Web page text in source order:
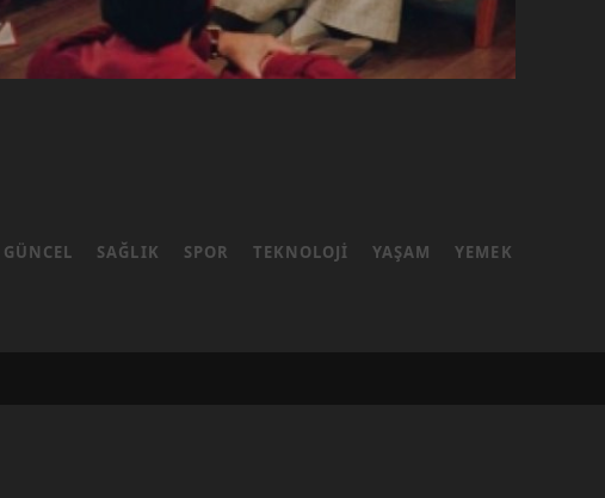
GÜNCEL SAĞLIK SPOR TEKNOLOJI YAŞAM YEMEK